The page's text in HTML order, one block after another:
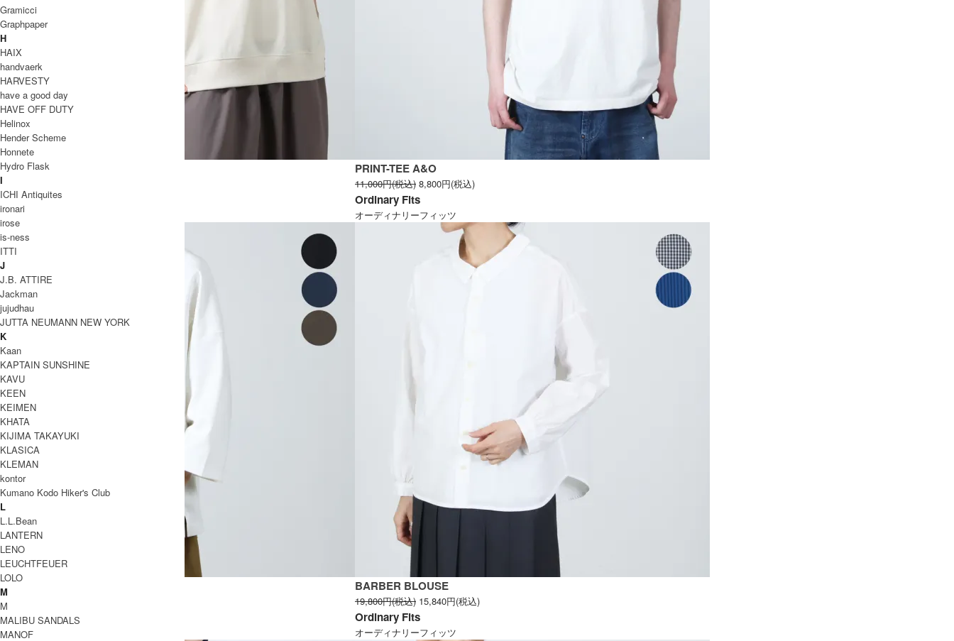
RIB T-SHIRTS
12,100円(税込)
PRINT-TEE A&O
11,000円(税込) 8,800円(税込)
Ordinary Fits
オーディナリーフィッツ
C/N SHOULDER TEE
13,200円(税込)
Ordinary Fits
オーディナリーフィッツ
BARBER BLOUSE
19,800円(税込) 15,840円(税込)
Ordinary Fits
オーディナリーフィッツ
Ordinary Fits
オーディナリーフィッツ
Gramicci
Graphpaper
H
HAIX
handvaerk
HARVESTY
have a good day
HAVE OFF DUTY
Helinox
Hender Scheme
Honnete
Hydro Flask
I
ICHI Antiquites
ironari
irose
is-ness
ITTI
J
J.B. ATTIRE
Jackman
jujudhau
JUTTA NEUMANN NEW YORK
K
Kaan
KAPTAIN SUNSHINE
KAVU
KEEN
KEIMEN
KHATA
KIJIMA TAKAYUKI
KLASICA
KLEMAN
kontor
Kumano Kodo Hiker's Club
L
L.L.Bean
LANTERN
LENO
LEUCHTFEUER
LOLO
M
M
MALIBU SANDALS
MANOF